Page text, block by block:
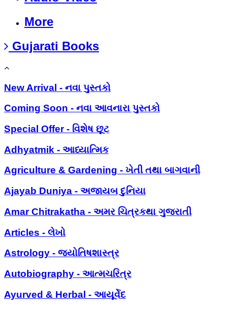
More
Gujarati Books
New Arrival - નવા પુસ્તકો
Coming Soon - નવા આવનારા પુસ્તકો
Special Offer - વિશેષ છૂટ
Adhyatmik - આધ્યાત્મિક
Agriculture & Gardening - ખેતી તથા બાગવાની
Ajayab Duniya - અજાયબ દુનિયા
Amar Chitrakatha - અમર ચિત્રકથા ગુજરાતી
Articles - લેખો
Astrology - જ્યોતિષશાસ્ત્ર
Autobiography - આત્મચરિત્ર
Ayurved & Herbal - આયૂર્વેદ